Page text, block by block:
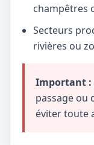
champêtres
Secteurs
rivières ou
Important :
passage ou
éviter toute